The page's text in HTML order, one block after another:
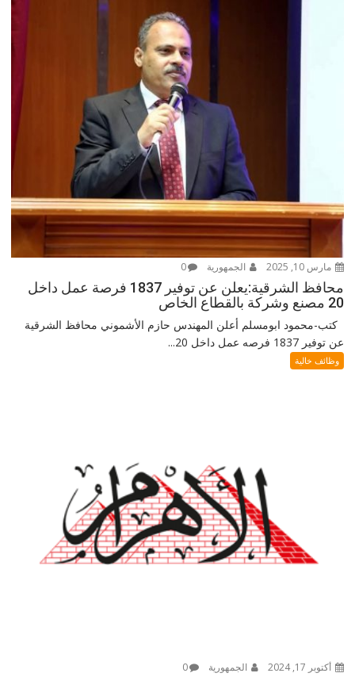
مارس 10, 2025 الجمهورية 0
محافظ الشرقية:يعلن عن توفير 1837 فرصة عمل داخل
20 مصنع وشركة بالقطاع الخاص
كتب-محمود ابومسلم أعلن المهندس حازم الأشموني محافظ الشرقية
عن توفير 1837 فرصه عمل داخل 20...
وظائف خالية
أكتوبر 17, 2024 الجمهورية 0